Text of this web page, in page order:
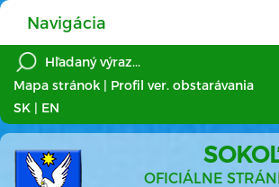
Navigácia
Mapa stránok | Profil ver. obstarávania
SK | EN
OFICIÁLNE